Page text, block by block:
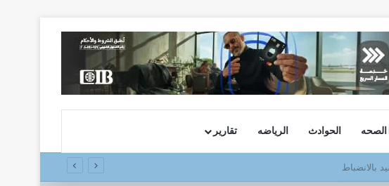
الصحه الحوادث الرياضه تقارير